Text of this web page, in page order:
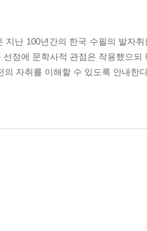
지난 100년간의 한국 수필의 발자취
정에 문학사적 관점은 작용했으되
자취를 이해할 수 있도록 안내한